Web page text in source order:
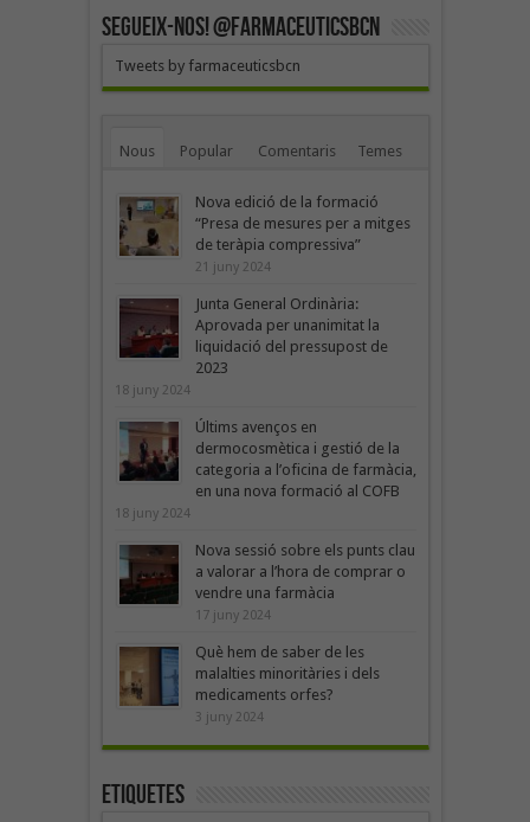
SEGUEIX-NOS! @farmaceuticsbcn
Tweets by farmaceuticsbcn
Nous Popular Comentaris Temes
Nova edició de la formació
“Presa de mesures per a mitges
de teràpia compressiva”
21 juny 2024
Junta General Ordinària:
Aprovada per unanimitat la
liquidació del pressupost de
2023
18 juny 2024
Últims avenços en
dermocosmètica i gestió de la
categoria a l’oficina de farmàcia,
en una nova formació al COFB
18 juny 2024
Nova sessió sobre els punts clau
a valorar a l’hora de comprar o
vendre una farmàcia
17 juny 2024
Què hem de saber de les
malalties minoritàries i dels
medicaments orfes?
3 juny 2024
Etiquetes